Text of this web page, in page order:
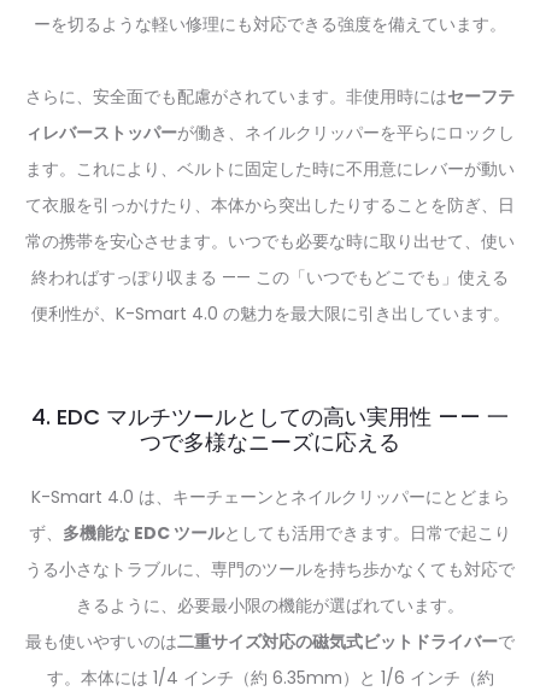
ーを切るような軽い修理にも対応できる強度を備えています。
さらに、安全面でも配慮がされています。非使用時にはセーフテ
ィレバーストッパーが働き、ネイルクリッパーを平らにロックし
ます。これにより、ベルトに固定した時に不用意にレバーが動い
て衣服を引っかけたり、本体から突出したりすることを防ぎ、日
常の携帯を安心させます。いつでも必要な時に取り出せて、使い
終わればすっぽり収まる —— この「いつでもどこでも」使える
便利性が、K-Smart 4.0 の魅力を最大限に引き出しています。
4. EDC マルチツールとしての高い実用性 —— 一
つで多様なニーズに応える
K-Smart 4.0 は、キーチェーンとネイルクリッパーにとどまら
ず、 多機能な EDC ツールとしても活用できます。日常で起こり
うる小さなトラブルに、専門のツールを持ち歩かなくても対応で
きるように、必要最小限の機能が選ばれています。
最も使いやすいのは二重サイズ対応の磁気式ビットドライバーで
す。本体には 1/4 インチ（約 6.35mm）と 1/6 インチ（約